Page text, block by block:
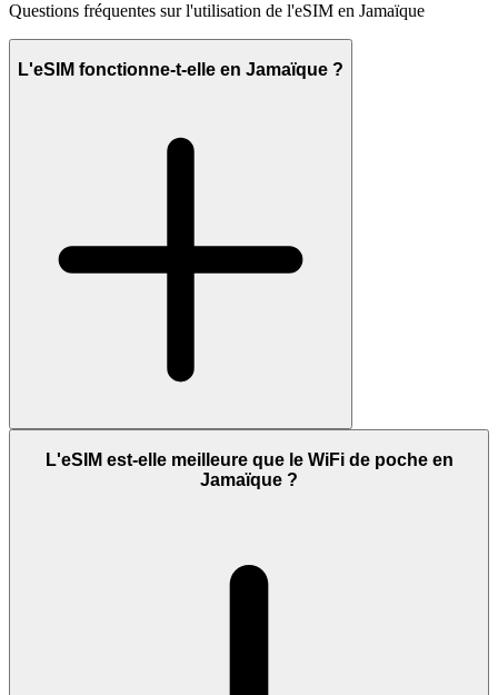
Questions fréquentes sur l'utilisation de l'eSIM en Jamaïque
L'eSIM fonctionne-t-elle en Jamaïque ?
L'eSIM est-elle meilleure que le WiFi de poche en
Jamaïque ?